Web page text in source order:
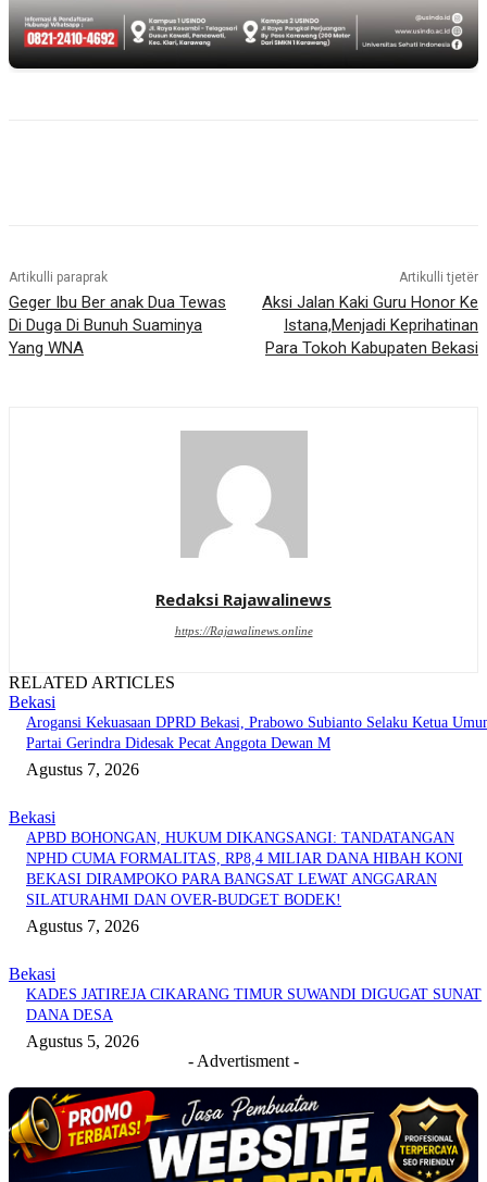
Artikulli paraprak
Geger Ibu Ber anak Dua Tewas
Di Duga Di Bunuh Suaminya
Yang WNA
Artikulli tjetër
Aksi Jalan Kaki Guru Honor Ke
Istana,Menjadi Keprihatinan
Para Tokoh Kabupaten Bekasi
Redaksi Rajawalinews
https://Rajawalinews.online
RELATED ARTICLES
Bekasi
Arogansi Kekuasaan DPRD Bekasi, Prabowo Subianto Selaku Ketua
Partai Gerindra Didesak Pecat Anggota Dewan M
Agustus 7, 2026
Bekasi
APBD BOHONGAN, HUKUM DIKANGSANGI: TANDATANGAN
NPHD CUMA FORMALITAS, RP8,4 MILIAR DANA HIBAH KONI
BEKASI DIRAMPOKO PARA BANGSAT LEWAT ANGGARAN
SILATURAHMI DAN OVER-BUDGET BODEK!
Agustus 7, 2026
Bekasi
KADES JATIREJA CIKARANG TIMUR SUWANDI DIGUGAT SUNAT
DANA DESA
Agustus 5, 2026
- Advertisment -